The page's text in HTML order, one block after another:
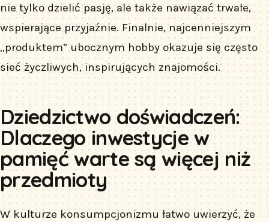
nie tylko dzielić pasję, ale także nawiązać trwałe,
wspierające przyjaźnie. Finalnie, najcenniejszym
„produktem” ubocznym hobby okazuje się często
sieć życzliwych, inspirujących znajomości.
Dziedzictwo doświadczeń:
Dlaczego inwestycje w
pamięć warte są więcej niż
przedmioty
W kulturze konsumpcjonizmu łatwo uwierzyć, że